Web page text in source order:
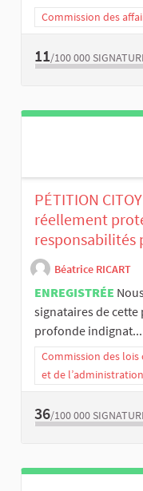
Commission des
11/100 000
PÉTITION
réellement
responsabilités
Béatrice RICART
ENREGISTRÉE
signataires de
profonde indignat...
Commission des
et de
36/100 000